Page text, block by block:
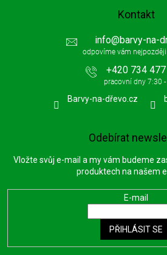
Kontakt
info@barvy-na-
+420 734
Barvy-na-dřevo.cz
Odebírat
Vložte svůj e-mail a my vám budeme
produktech na našem
E-mail
PŘIHLÁSIT SE